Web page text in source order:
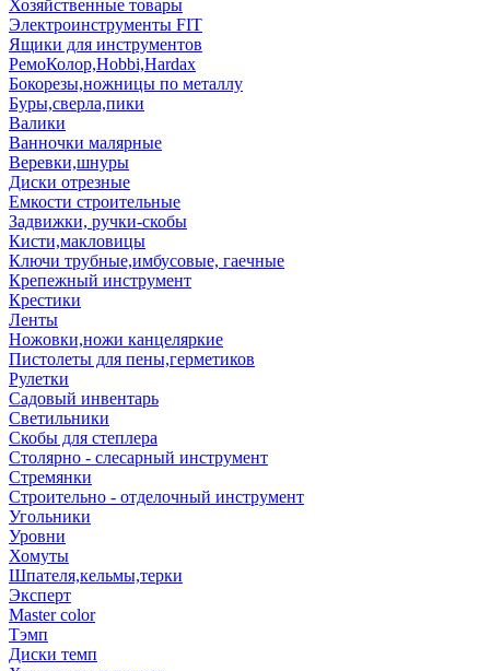
Хозяйственные товары
Электроинструменты FIT
Ящики для инструментов
РемоКолор,Hobbi,Hardax
Бокорезы,ножницы по металлу
Буры,сверла,пики
Валики
Ванночки малярные
Веревки,шнуры
Диски отрезные
Емкости строительные
Задвижки, ручки-скобы
Кисти,макловицы
Ключи трубные,имбусовые, гаечные
Крепежный инструмент
Крестики
Ленты
Ножовки,ножи канцеляркие
Пистолеты для пены,герметиков
Рулетки
Садовый инвентарь
Светильники
Скобы для степлера
Столярно - слесарный инструмент
Стремянки
Строительно - отделочный инструмент
Угольники
Уровни
Хомуты
Шпателя,кельмы,терки
Эксперт
Master color
Тэмп
Диски темп